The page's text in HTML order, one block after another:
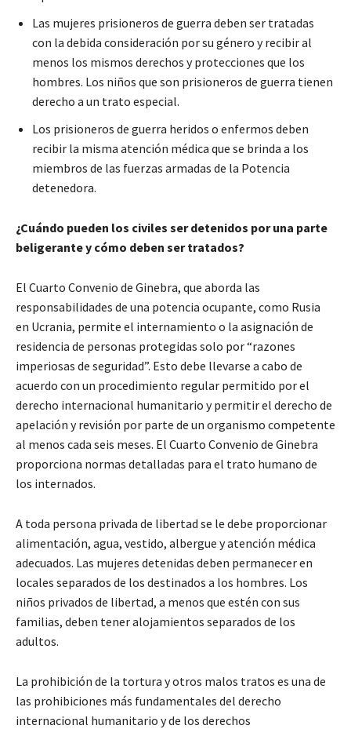
Las mujeres prisioneros de guerra deben ser tratadas
con la debida consideración por su género y recibir al
menos los mismos derechos y protecciones que los
hombres. Los niños que son prisioneros de guerra tienen
derecho a un trato especial.
Los prisioneros de guerra heridos o enfermos deben
recibir la misma atención médica que se brinda a los
miembros de las fuerzas armadas de la Potencia
detenedora.
¿Cuándo pueden los civiles ser detenidos por una parte
beligerante y cómo deben ser tratados?
El Cuarto Convenio de Ginebra, que aborda las
responsabilidades de una potencia ocupante, como Rusia
en Ucrania, permite el internamiento o la asignación de
residencia de personas protegidas solo por “razones
imperiosas de seguridad”. Esto debe llevarse a cabo de
acuerdo con un procedimiento regular permitido por el
derecho internacional humanitario y permitir el derecho de
apelación y revisión por parte de un organismo competente
al menos cada seis meses. El Cuarto Convenio de Ginebra
proporciona normas detalladas para el trato humano de
los internados.
A toda persona privada de libertad se le debe proporcionar
alimentación, agua, vestido, albergue y atención médica
adecuados. Las mujeres detenidas deben permanecer en
locales separados de los destinados a los hombres. Los
niños privados de libertad, a menos que estén con sus
familias, deben tener alojamientos separados de los
adultos.
La prohibición de la tortura y otros malos tratos es una de
las prohibiciones más fundamentales del derecho
internacional humanitario y de los derechos